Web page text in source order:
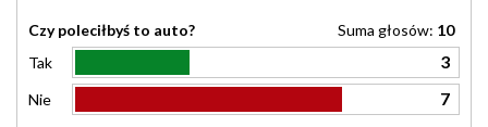
Czy poleciłbyś to auto? Suma głosów: 10
Tak
3
Nie 7